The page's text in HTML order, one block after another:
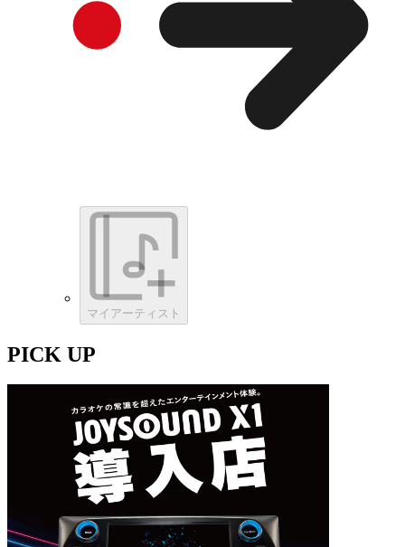
マイアーティスト
PICK UP